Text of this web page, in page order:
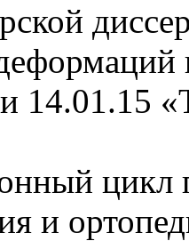
14.01.15
цикл
и